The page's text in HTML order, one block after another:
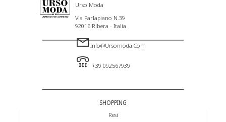
Urso Moda
Via Parlapiano N.39
92016 Ribera - Italia
Info@ursomoda.com
+39 092567939
SHOPPING
Resi